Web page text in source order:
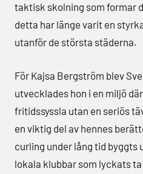
taktisk skolning som formar
detta har länge varit en
utanför de största städerna.
För Kajsa Bergström blev
utvecklades hon i en miljö
fritidssyssla utan en seriös
en viktig del av hennes
curling under lång tid byggts
lokala klubbar som lyckats